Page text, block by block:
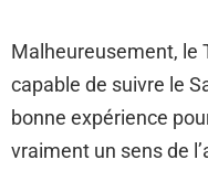
Malheureusement, le
capable de suivre le
bonne expérience
vraiment un sens de